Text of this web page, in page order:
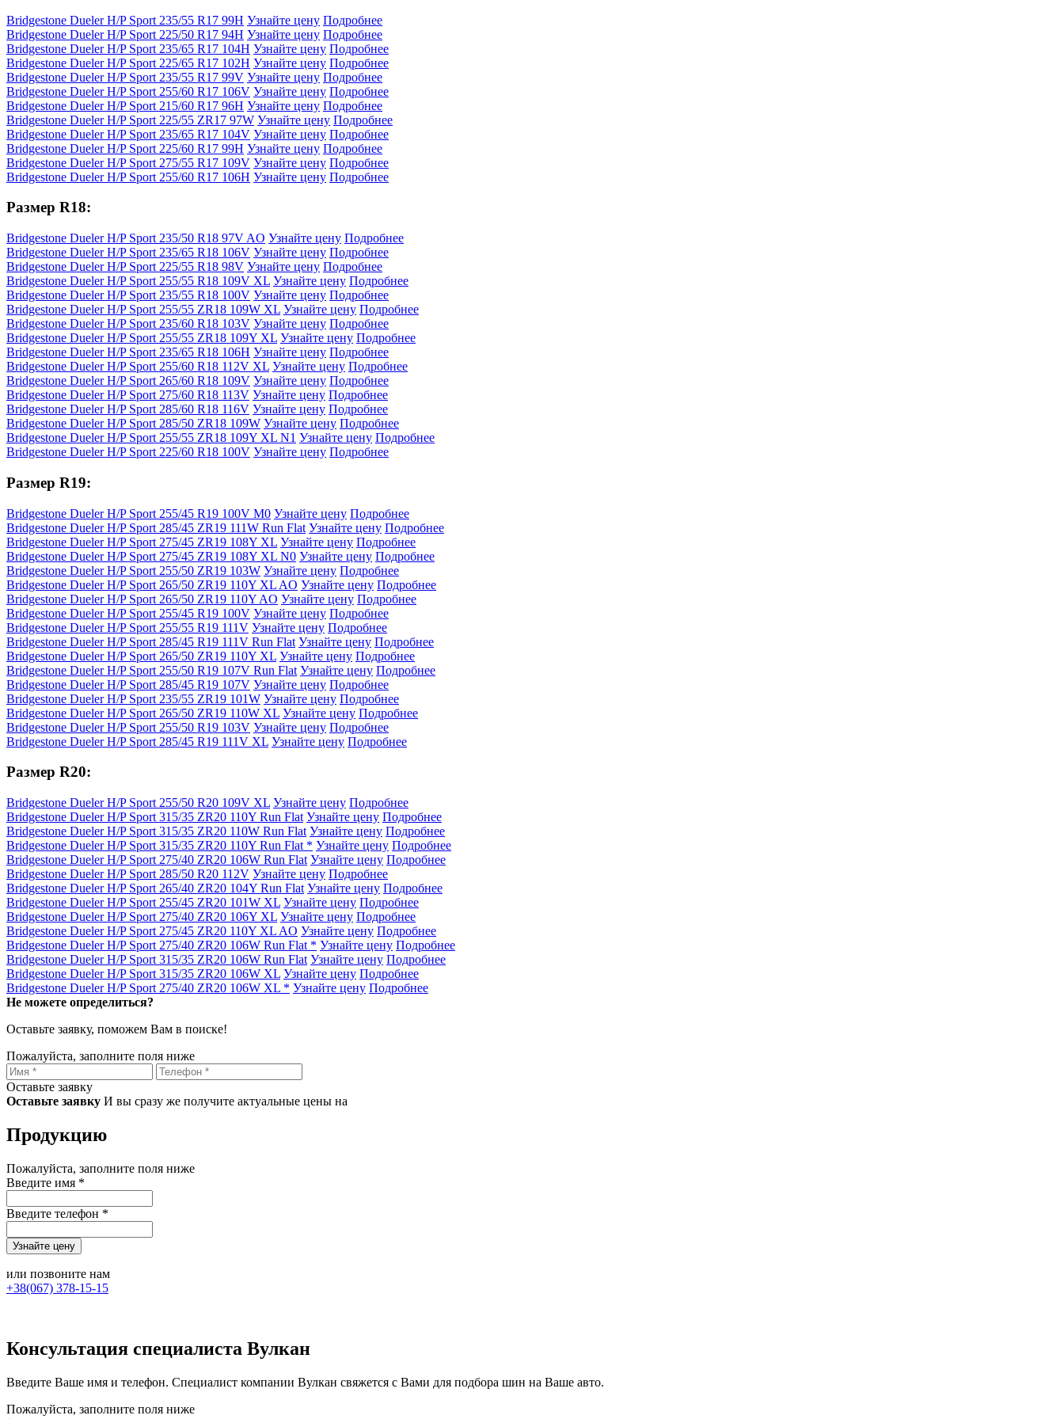
Bridgestone Dueler H/P Sport 235/55 R17 99H Узнайте цену Подробнее
Bridgestone Dueler H/P Sport 225/50 R17 94H Узнайте цену Подробнее
Bridgestone Dueler H/P Sport 235/65 R17 104H Узнайте цену Подробнее
Bridgestone Dueler H/P Sport 225/65 R17 102H Узнайте цену Подробнее
Bridgestone Dueler H/P Sport 235/55 R17 99V Узнайте цену Подробнее
Bridgestone Dueler H/P Sport 255/60 R17 106V Узнайте цену Подробнее
Bridgestone Dueler H/P Sport 215/60 R17 96H Узнайте цену Подробнее
Bridgestone Dueler H/P Sport 225/55 ZR17 97W Узнайте цену Подробнее
Bridgestone Dueler H/P Sport 235/65 R17 104V Узнайте цену Подробнее
Bridgestone Dueler H/P Sport 225/60 R17 99H Узнайте цену Подробнее
Bridgestone Dueler H/P Sport 275/55 R17 109V Узнайте цену Подробнее
Bridgestone Dueler H/P Sport 255/60 R17 106H Узнайте цену Подробнее
Размер R18:
Bridgestone Dueler H/P Sport 235/50 R18 97V AO Узнайте цену Подробнее
Bridgestone Dueler H/P Sport 235/65 R18 106V Узнайте цену Подробнее
Bridgestone Dueler H/P Sport 225/55 R18 98V Узнайте цену Подробнее
Bridgestone Dueler H/P Sport 255/55 R18 109V XL Узнайте цену Подробнее
Bridgestone Dueler H/P Sport 235/55 R18 100V Узнайте цену Подробнее
Bridgestone Dueler H/P Sport 255/55 ZR18 109W XL Узнайте цену Подробнее
Bridgestone Dueler H/P Sport 235/60 R18 103V Узнайте цену Подробнее
Bridgestone Dueler H/P Sport 255/55 ZR18 109Y XL Узнайте цену Подробнее
Bridgestone Dueler H/P Sport 235/65 R18 106H Узнайте цену Подробнее
Bridgestone Dueler H/P Sport 255/60 R18 112V XL Узнайте цену Подробнее
Bridgestone Dueler H/P Sport 265/60 R18 109V Узнайте цену Подробнее
Bridgestone Dueler H/P Sport 275/60 R18 113V Узнайте цену Подробнее
Bridgestone Dueler H/P Sport 285/60 R18 116V Узнайте цену Подробнее
Bridgestone Dueler H/P Sport 285/50 ZR18 109W Узнайте цену Подробнее
Bridgestone Dueler H/P Sport 255/55 ZR18 109Y XL N1 Узнайте цену Подробнее
Bridgestone Dueler H/P Sport 225/60 R18 100V Узнайте цену Подробнее
Размер R19:
Bridgestone Dueler H/P Sport 255/45 R19 100V M0 Узнайте цену Подробнее
Bridgestone Dueler H/P Sport 285/45 ZR19 111W Run Flat Узнайте цену Подробнее
Bridgestone Dueler H/P Sport 275/45 ZR19 108Y XL Узнайте цену Подробнее
Bridgestone Dueler H/P Sport 275/45 ZR19 108Y XL N0 Узнайте цену Подробнее
Bridgestone Dueler H/P Sport 255/50 ZR19 103W Узнайте цену Подробнее
Bridgestone Dueler H/P Sport 265/50 ZR19 110Y XL AO Узнайте цену Подробнее
Bridgestone Dueler H/P Sport 265/50 ZR19 110Y AO Узнайте цену Подробнее
Bridgestone Dueler H/P Sport 255/45 R19 100V Узнайте цену Подробнее
Bridgestone Dueler H/P Sport 255/55 R19 111V Узнайте цену Подробнее
Bridgestone Dueler H/P Sport 285/45 R19 111V Run Flat Узнайте цену Подробнее
Bridgestone Dueler H/P Sport 265/50 ZR19 110Y XL Узнайте цену Подробнее
Bridgestone Dueler H/P Sport 255/50 R19 107V Run Flat Узнайте цену Подробнее
Bridgestone Dueler H/P Sport 285/45 R19 107V Узнайте цену Подробнее
Bridgestone Dueler H/P Sport 235/55 ZR19 101W Узнайте цену Подробнее
Bridgestone Dueler H/P Sport 265/50 ZR19 110W XL Узнайте цену Подробнее
Bridgestone Dueler H/P Sport 255/50 R19 103V Узнайте цену Подробнее
Bridgestone Dueler H/P Sport 285/45 R19 111V XL Узнайте цену Подробнее
Размер R20:
Bridgestone Dueler H/P Sport 255/50 R20 109V XL Узнайте цену Подробнее
Bridgestone Dueler H/P Sport 315/35 ZR20 110Y Run Flat Узнайте цену Подробнее
Bridgestone Dueler H/P Sport 315/35 ZR20 110W Run Flat Узнайте цену Подробнее
Bridgestone Dueler H/P Sport 315/35 ZR20 110Y Run Flat * Узнайте цену Подробнее
Bridgestone Dueler H/P Sport 275/40 ZR20 106W Run Flat Узнайте цену Подробнее
Bridgestone Dueler H/P Sport 285/50 R20 112V Узнайте цену Подробнее
Bridgestone Dueler H/P Sport 265/40 ZR20 104Y Run Flat Узнайте цену Подробнее
Bridgestone Dueler H/P Sport 255/45 ZR20 101W XL Узнайте цену Подробнее
Bridgestone Dueler H/P Sport 275/40 ZR20 106Y XL Узнайте цену Подробнее
Bridgestone Dueler H/P Sport 275/45 ZR20 110Y XL AO Узнайте цену Подробнее
Bridgestone Dueler H/P Sport 275/40 ZR20 106W Run Flat * Узнайте цену Подробнее
Bridgestone Dueler H/P Sport 315/35 ZR20 106W Run Flat Узнайте цену Подробнее
Bridgestone Dueler H/P Sport 315/35 ZR20 106W XL Узнайте цену Подробнее
Bridgestone Dueler H/P Sport 275/40 ZR20 106W XL * Узнайте цену Подробнее
Не можете определиться?
Оставьте заявку, поможем Вам в поиске!
Пожалуйста, заполните поля ниже
Оставьте заявку
Оставьте заявку И вы сразу же получите актуальные цены на
Продукцию
Пожалуйста, заполните поля ниже
Введите имя *
Введите телефон *
или позвоните нам
+38(067) 378-15-15
Консультация специалиста Вулкан
Введите Ваше имя и телефон. Специалист компании Вулкан свяжется с Вами для подбора шин на Ваше авто.
Пожалуйста, заполните поля ниже